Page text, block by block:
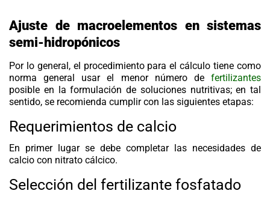
Ajuste de macroelementos en sistemas
semi-hidropónicos
Por lo general, el procedimiento para el cálculo tiene como
norma general usar el menor número de fertilizantes
posible en la formulación de soluciones nutritivas; en tal
sentido, se recomienda cumplir con las siguientes etapas:
Requerimientos de calcio
En primer lugar se debe completar las necesidades de
calcio con nitrato cálcico.
Selección del fertilizante fosfatado